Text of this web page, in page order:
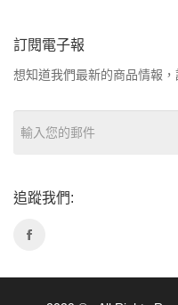
訂閱電子報
想知道我們最新的商品情報
追蹤我們: